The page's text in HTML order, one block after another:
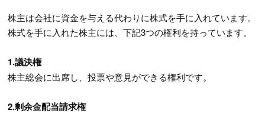
株主は会社に資金を与える代わりに株式を手に入れています。
株式を手に入れた株主には、下記3つの権利を持っています。
1.議決権
株主総会に出席し、投票や意見ができる権利です。
2.剰余金配当請求権